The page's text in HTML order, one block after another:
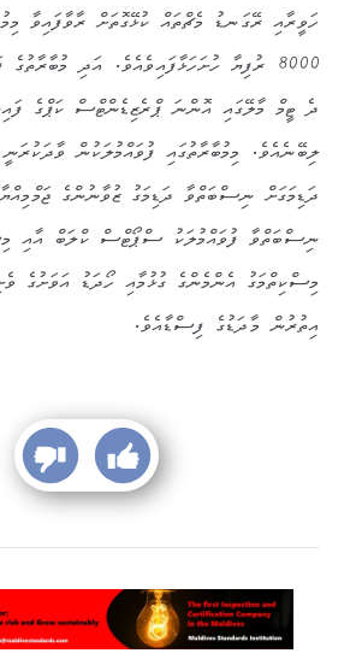
ހަވީރާއި ރޭގަނޑު މެޗްތައް ކުޅޭގޮތަށް ރާވާފައިވާ
8000 ރުފިޔާ ހުށަހަޅާފައިވެއެވެ. އަދި
ދެ ޓީމް މާލޭގައި އޮންނަ ޕްރެޒިޑެންޓްސް ކަޕްގެ
ދަޑިމަގަށް ނިސްބަތްވާ ދަޑިމަގު ޒުވާނުންގެ
ނިސްބަތްވާ ފުވައްމުލަކު ސްޕޯޓްސް ކްލަބް އާއި
މިސްކިތްމަގު އެންމެންގެ ގުޅުމާއި ހޯދަޑު އަވަށުގެ
އިތުރުން މާދަޑުގެ ފިސްޑާއެވެ.